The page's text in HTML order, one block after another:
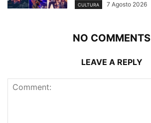
CULTURA 7 Agosto 2026
NO COMMENTS
LEAVE A REPLY